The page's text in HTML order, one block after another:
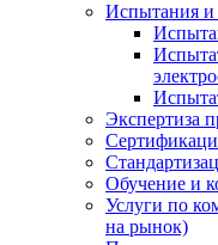
Испытания и
Экспертиза
Обучение и
Услуги по
на рынок)